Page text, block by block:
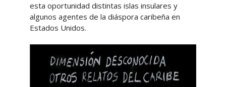
esta oportunidad distintas islas insulares y
algunos agentes de la diáspora caribeña en
Estados Unidos.